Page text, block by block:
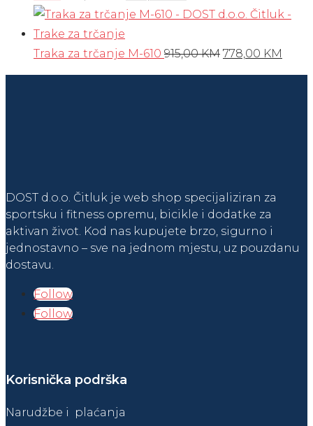
je:
1.068,00 KM.
cijena
je:
1.175,00 KM.
cijena
940,00 KM.
Traka za trčanje M-610 915,00KM Izvorna
cijena
778,00 KM
DOST d.o.o. Čitluk je web shop specijaliziran za
sportsku i fitness opremu, bicikle i dodatke za
aktivan život. Kod nas kupujete brzo, sigurno i
jednostavno – sve na jednom mjestu, uz pouzdanu
dostavu.
Follow
Follow
Korisnička podrška
Narudžbe i plaćanja